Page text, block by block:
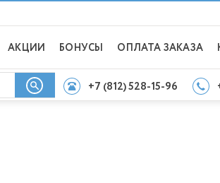
АКЦИИ БОНУСЫ ОПЛАТА ЗАКАЗА
+7 (812) 528-15-96